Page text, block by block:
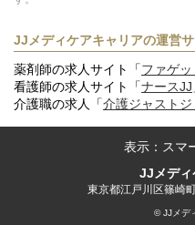
JJメディケアキャリアの運営
薬剤師の求人サイト「ファゲ
看護師の求人サイト「ナースJJ
介護職の求人「介護ジャストジ
表示： スマ
JJメディ
東京都江戸川区篠崎
© JJメデ